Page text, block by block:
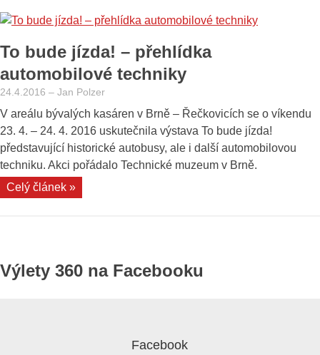
výstava
To bude jízda! – přehlídka
automobilové techniky
24.4.2016 – Jan Polzer
V areálu bývalých kasáren v Brně – Řečkovicích se o víkendu
23. 4. – 24. 4. 2016 uskutečnila výstava To bude jízda!
představující historické autobusy, ale i další automobilovou
techniku. Akci pořádalo Technické muzeum v Brně.
Celý článek »„To
automobilové
Výlety 360 na Facebooku